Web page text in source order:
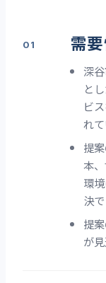
需
深
と
ビ
れ
提
本
環
決
提
が